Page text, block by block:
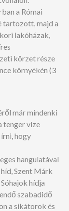
a Római
tartozott, majd a
lakóházak,
körzet része
környékén (3
már mindenki
tenger vize
hogy
hangulatával
Szent Márk
hídja
szabadidő
a sikátorok és